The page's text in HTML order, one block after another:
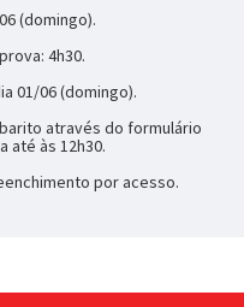
(domingo).
4h30.
01/06 (domingo).
através do formulário
até às 12h30.
por acesso.